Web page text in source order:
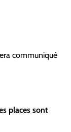
communiqué
places sont